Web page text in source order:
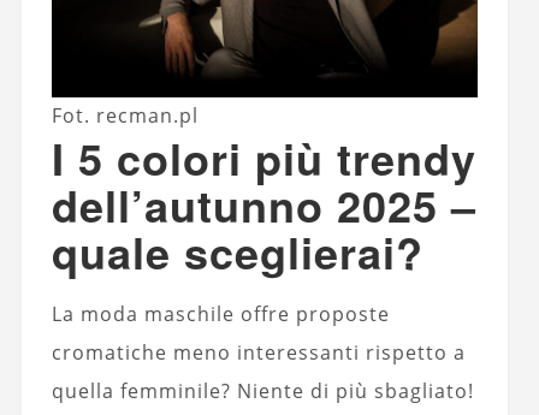
Fot. recman.pl
I 5 colori più trendy
dell’autunno 2025 –
quale sceglierai?
La moda maschile offre proposte
cromatiche meno interessanti rispetto a
quella femminile? Niente di più sbagliato!